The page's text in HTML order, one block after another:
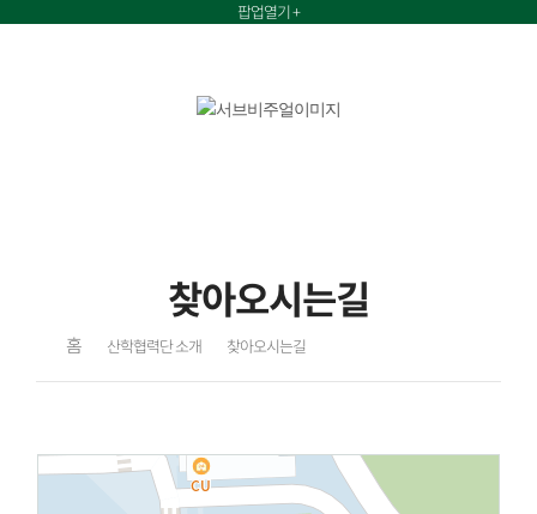
팝업열기 +
찾아오시는길
홈 산학협력단 소개 찾아오시는길